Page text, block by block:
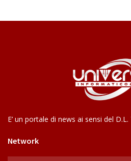
E’ un portale di news ai sensi del
Network